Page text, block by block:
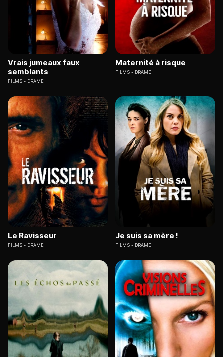
Vrais jumeaux faux
semblants
FILMS DRAME
Maternité à risque
FILMS DRAME
Le Ravisseur
FILMS DRAME
Je suis sa mère !
FILMS DRAME